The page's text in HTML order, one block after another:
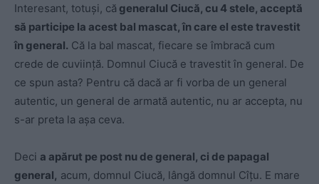
Interesant, totuși, că generalul Ciucă, cu 4 stele, acceptă
să participe la acest bal mascat, în care el este travestit
în general. Că la bal mascat, fiecare se îmbracă cum
crede de cuviință. Domnul Ciucă e travestit în general. De
ce spun asta? Pentru că dacă ar fi vorba de un general
autentic, un general de armată autentic, nu ar accepta, nu
s-ar preta la așa ceva.
Deci a apărut pe post nu de general, ci de papagal
general, acum, domnul Ciucă, lângă domnul Cîțu. E mare